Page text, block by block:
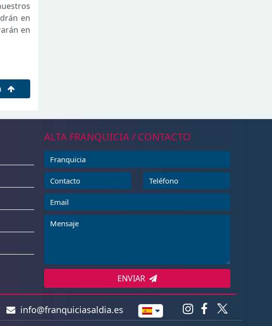
en
en
ALTA FRANQUICIA / CONTACTO
ENVIAR
info@franquiciasaldia.es